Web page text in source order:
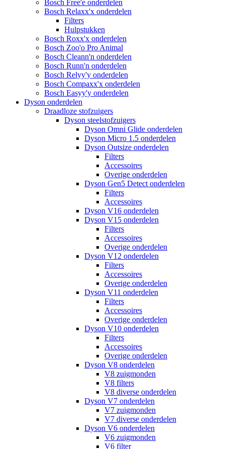
Bosch Free'e onderdelen
Bosch Relaxx'x onderdelen
Filters
Hulpstukken
Bosch Roxx'x onderdelen
Bosch Zoo'o Pro Animal
Bosch Cleann'n onderdelen
Bosch Runn'n onderdelen
Bosch Relyy'y onderdelen
Bosch Compaxx'x onderdelen
Bosch Easyy'y onderdelen
Dyson onderdelen
Draadloze stofzuigers
Dyson steelstofzuigers
Dyson Omni Glide onderdelen
Dyson Micro 1.5 onderdelen
Dyson Outsize onderdelen
Filters
Accessoires
Overige onderdelen
Dyson Gen5 Detect onderdelen
Filters
Accessoires
Dyson V16 onderdelen
Dyson V15 onderdelen
Filters
Accessoires
Overige onderdelen
Dyson V12 onderdelen
Filters
Accessoires
Overige onderdelen
Dyson V11 onderdelen
Filters
Accessoires
Overige onderdelen
Dyson V10 onderdelen
Filters
Accessoires
Overige onderdelen
Dyson V8 onderdelen
V8 zuigmonden
V8 filters
V8 diverse onderdelen
Dyson V7 onderdelen
V7 zuigmonden
V7 diverse onderdelen
Dyson V6 onderdelen
V6 zuigmonden
V6 filter